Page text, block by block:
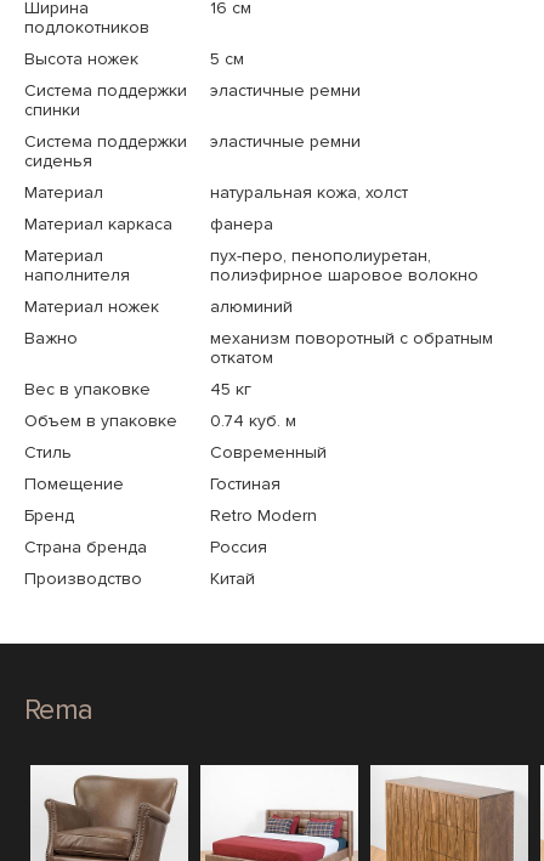
Ширина
подлокотников
16 см
Высота ножек
5 см
Система поддержки
спинки
эластичные ремни
Система поддержки
сиденья
эластичные ремни
Материал
натуральная кожа, холст
Материал каркаса
фанера
Материал
наполнителя
пух-перо, пенополиуретан,
полиэфирное шаровое волокно
Материал ножек
алюминий
Важно
механизм поворотный с обратным
откатом
Вес в упаковке
45 кг
Объем в упаковке
0.74 куб. м
Стиль
Современный
Помещение
Гостиная
Бренд
Retro Modern
Страна бренда
Россия
Производство
Китай
Rema